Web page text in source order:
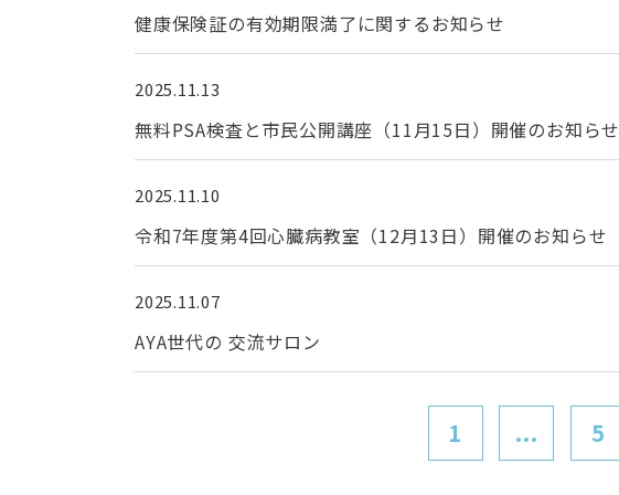
健康保険証の有効期限満了に関するお知らせ
2025.11.13
無料PSA検査と市民公開講座（11月15日）開催のお知らせ
2025.11.10
令和7年度第4回心臓病教室（12月13日）開催のお知らせ
2025.11.07
AYA世代の 交流サロン
1 ... 5